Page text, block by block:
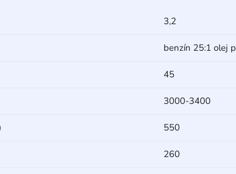
3,2
benzín 25:1 olej
45
3000-3400
550
260